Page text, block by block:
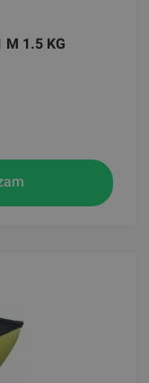
M 1.5 KG